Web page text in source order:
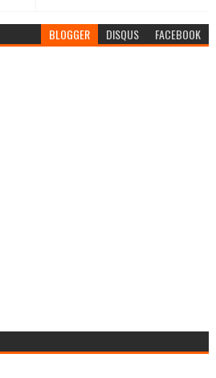
BLOGGER DISQUS FACEBOOK